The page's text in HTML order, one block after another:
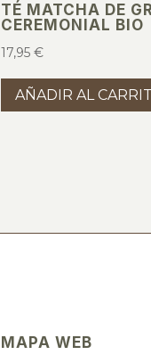
TÉ MATCHA DE
CEREMONIAL BIO
17,95€
AÑADIR AL
MAPA WEB